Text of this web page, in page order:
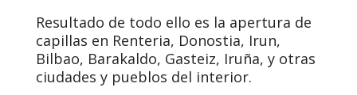
Resultado de todo ello es la apertura de
capillas en Renteria, Donostia, Irun,
Bilbao, Barakaldo, Gasteiz, Iruña, y otras
ciudades y pueblos del interior.